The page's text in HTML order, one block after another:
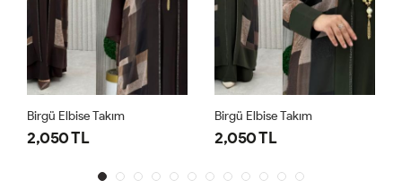
Birgü Elbise Takım
2,050 TL
Birgü Elbise Takım
2,050 TL